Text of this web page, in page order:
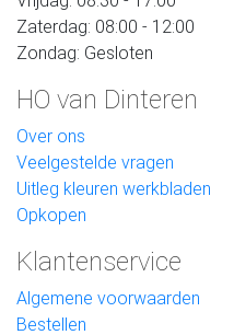
Zaterdag: 08:00 - 12:00
Zondag: Gesloten
HO van Dinteren
Over ons
Veelgestelde vragen
Uitleg kleuren werkbladen
Opkopen
Klantenservice
Algemene voorwaarden
Bestellen